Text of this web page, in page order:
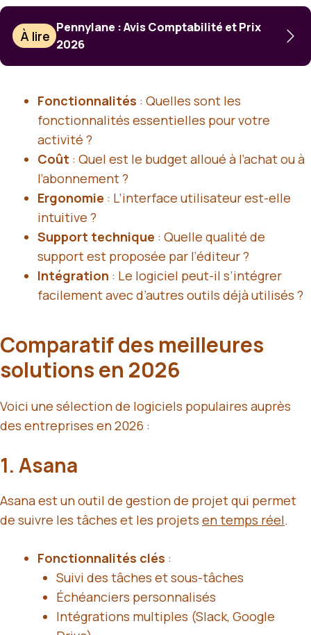
À lire
Pennylane : Avis Comptabilité et Prix
2026
Fonctionnalités : Quelles sont les
fonctionnalités essentielles pour votre
activité ?
Coût : Quel est le budget alloué à l’achat ou à
l’abonnement ?
Ergonomie : L’interface utilisateur est-elle
intuitive ?
Support technique : Quelle qualité de
support est proposée par l’éditeur ?
Intégration : Le logiciel peut-il s’intégrer
facilement avec d’autres outils déjà utilisés ?
Comparatif des meilleures
solutions en 2026
Voici une sélection de logiciels populaires auprès
des entreprises en 2026 :
1. Asana
Asana est un outil de gestion de projet qui permet
de suivre les tâches et les projets en temps réel.
Fonctionnalités clés :
Suivi des tâches et sous-tâches
Échéanciers personnalisés
Intégrations multiples (Slack, Google